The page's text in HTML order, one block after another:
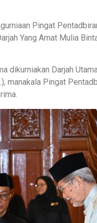
Pingat
Yang Amat Mulia
dikurniakan Darjah
manakala Pingat